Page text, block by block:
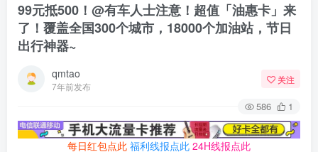
99元抵500！@有车人士注意！超值「油惠卡」来
了！覆盖全国300个城市，18000个加油站，节日
出行神器~
qmtao
7年前发布
关注
586 1
每日红包点此 福利线报点此 24H线报点此